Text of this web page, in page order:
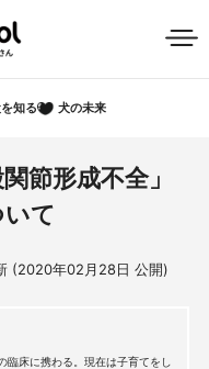
知る 犬の未来
節形成不全」
て
(2020年02月28日 公開)
床に携わる。現在は子育てをし